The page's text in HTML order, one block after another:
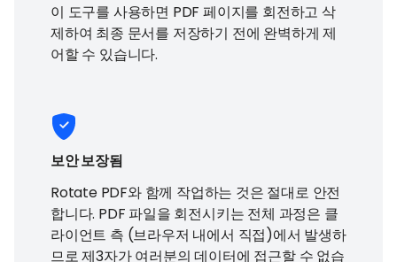
이 도구를 사용하면 PDF 페이지를 회전하고 삭
제하여 최종 문서를 저장하기 전에 완벽하게 제
어할 수 있습니다.
보안 보장됨
Rotate PDF와 함께 작업하는 것은 절대로 안전
합니다. PDF 파일을 회전시키는 전체 과정은 클
라이언트 측 (브라우저 내에서 직접)에서 발생하
므로 제3자가 여러분의 데이터에 접근할 수 없습